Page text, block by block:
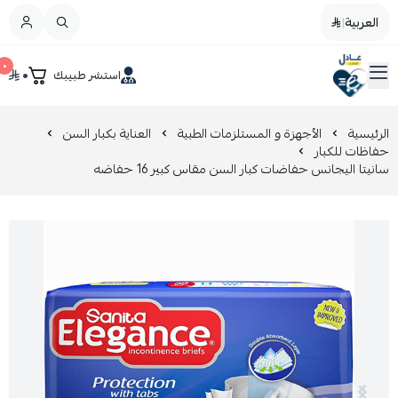
العربية|
صيدليات عادل استشر طبيبك ٠ ٠ القائمة الرئيسية
تخفيضات
المدونة
العناية بالجمال
عرض الكل
مزيل طلاء الأظافر
العناية بالطفل و الأم
عرض الكل
العناية اليومية
الرئيسية الأجهزة و المستلزمات الطبية العناية بكبار السن
حفاظات للكبار
سانيتا اليجانس حفاضات كبار السن مقاس كبير 16 حفاضه